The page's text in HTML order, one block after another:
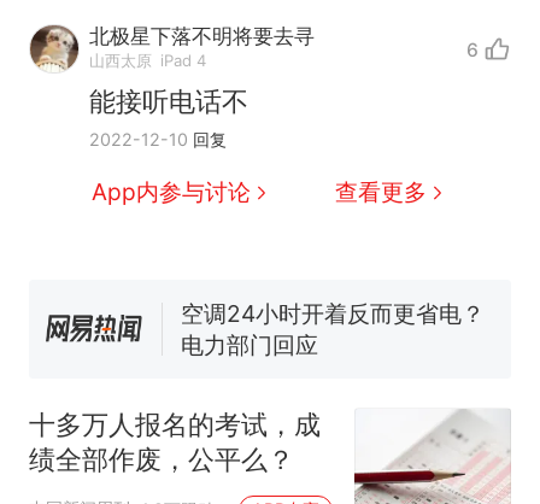
北极星下落不明将要去寻
山西太原 iPad 4 6
能接听电话不
2022-12-10 回复
App内参与讨论 查看更多
热
十多万人报名的考试，成绩
全部作废，公平么？
新 全球唯一没有法定首都的国
家，刚改国名，总统就邀请中
国大使骑行绕了几乎整个国境
线一圈，还曾两次到中国寻根
搬家报价570元，搬到楼下交
空调24小时开着反而更省电？
电力部门回应
试前13名均遭淘汰？教育局：
已叫停招聘，成立调查组全面
核查
热
十多万人报名的考试，成绩
全部作废，公平么？
十多万人报名的考试，成
绩全部作废，公平么？